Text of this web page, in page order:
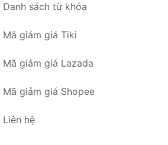
Danh sách từ khóa
Mã giảm giá Tiki
Mã giảm giá Lazada
Mã giảm giá Shopee
Liên hệ